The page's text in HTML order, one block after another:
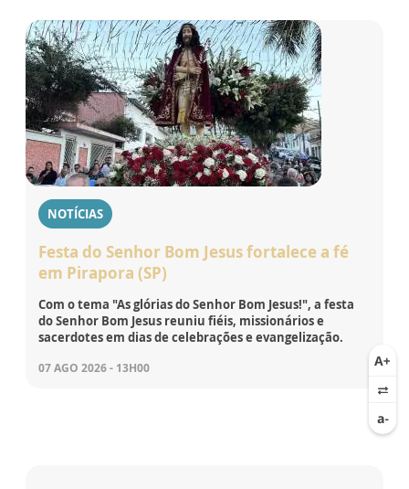
NOTÍCIAS
Festa do Senhor Bom Jesus fortalece a fé
em Pirapora (SP)
Com o tema "As glórias do Senhor Bom Jesus!", a festa
do Senhor Bom Jesus reuniu fiéis, missionários e
sacerdotes em dias de celebrações e evangelização.
07 AGO 2026 - 13H00